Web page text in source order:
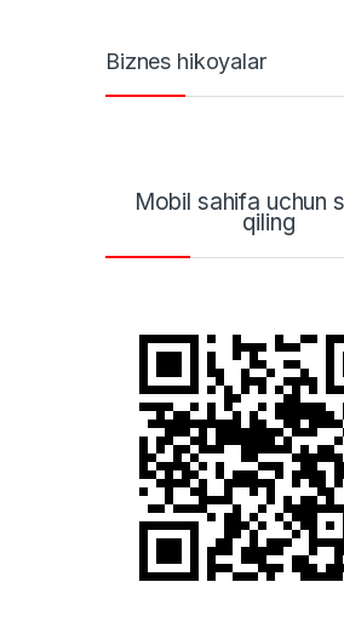
Biznes hikoyalar
Mobil sahifa uchun
qiling